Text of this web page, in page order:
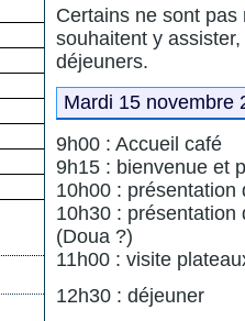
Certains ne sont
souhaitent y
déjeuners.
Mardi 15 novembre
9h00 : Accueil café
9h15 : bienvenue et
10h00 : présentation
10h30 : présentation
(Doua ?)
11h00 : visite
12h30 : déjeuner